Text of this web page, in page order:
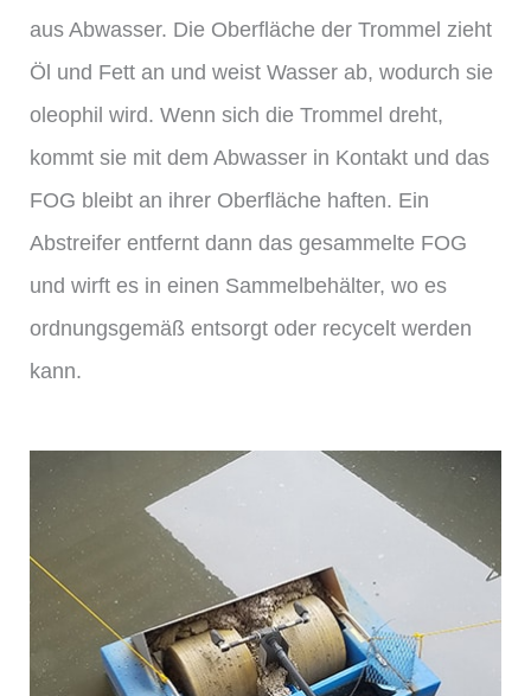
aus Abwasser. Die Oberfläche der Trommel zieht
Öl und Fett an und weist Wasser ab, wodurch sie
oleophil wird. Wenn sich die Trommel dreht,
kommt sie mit dem Abwasser in Kontakt und das
FOG bleibt an ihrer Oberfläche haften. Ein
Abstreifer entfernt dann das gesammelte FOG
und wirft es in einen Sammelbehälter, wo es
ordnungsgemäß entsorgt oder recycelt werden
kann.